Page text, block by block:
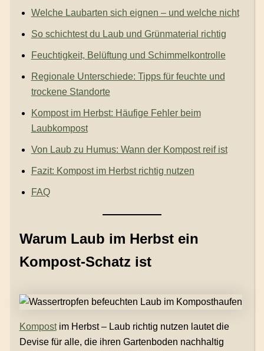
Welche Laubarten sich eignen – und welche nicht
So schichtest du Laub und Grünmaterial richtig
Feuchtigkeit, Belüftung und Schimmelkontrolle
Regionale Unterschiede: Tipps für feuchte und
trockene Standorte
Kompost im Herbst: Häufige Fehler beim
Laubkompost
Von Laub zu Humus: Wann der Kompost reif ist
Fazit: Kompost im Herbst richtig nutzen
FAQ
Warum Laub im Herbst ein
Kompost-Schatz ist
Kompostim Herbst – Laub richtig nutzen lautet die
Devise für alle, die ihren Gartenboden nachhaltig